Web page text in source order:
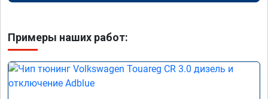
Примеры наших работ: